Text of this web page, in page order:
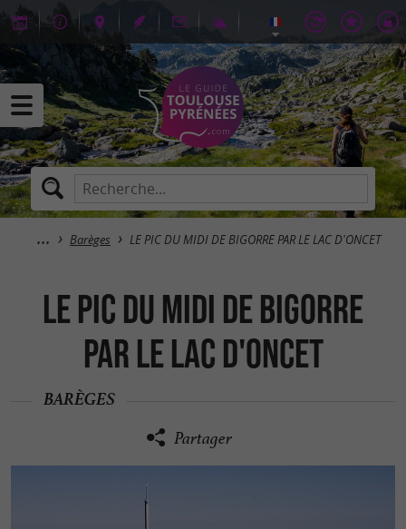
Barèges LE PIC DU MIDI DE BIGORRE PAR LE LAC D'ONCET
LE PIC DU MIDI DE BIGORRE
PAR LE LAC D'ONCET
BARÈGES
Partager